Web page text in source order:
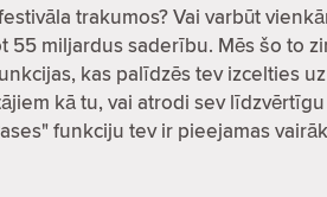
trakumos? Vai varbūt
miljardus saderību. Mēs šo to
kas palīdzēs tev izcelties
kā tu, vai atrodi sev
funkciju tev ir pieejamas